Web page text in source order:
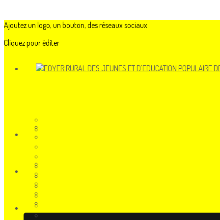
Ajoutez un logo, un bouton, des réseaux sociaux
Cliquez pour éditer